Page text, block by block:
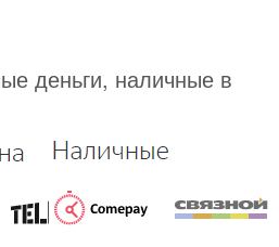
деньги, наличные в